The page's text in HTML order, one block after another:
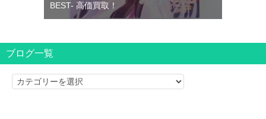
BEST- 高価買取！
ブログ一覧
ブ